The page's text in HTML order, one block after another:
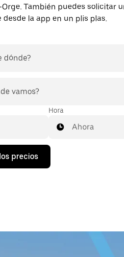
También puedes solicitar
la app en un plis plas.
dónde?
vamos?
Hora
Ahora
precios